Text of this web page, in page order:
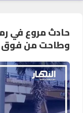
حادث مروع في
وطاحت من فوق